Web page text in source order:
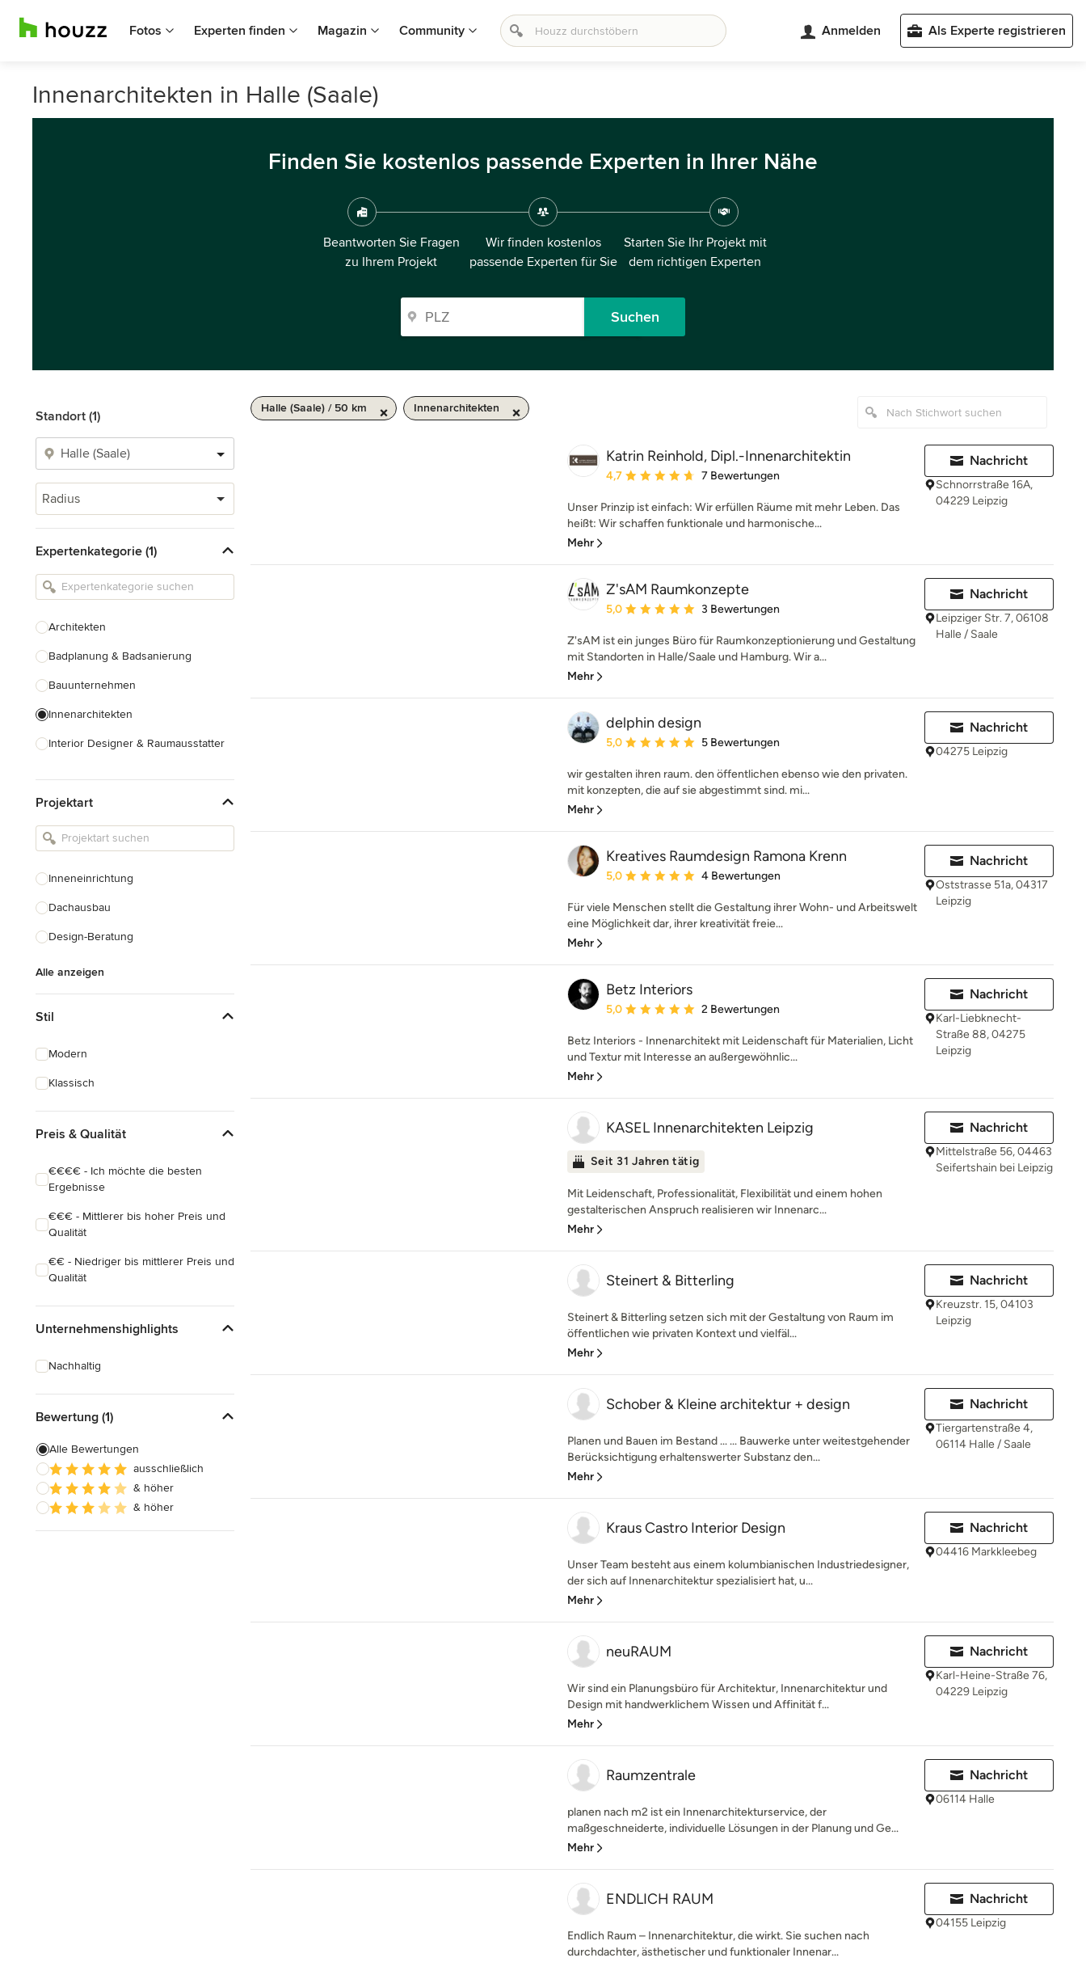
Fotos Experten finden Magazin Community Anmelden Als Experte registrieren
Innenarchitekten in Halle (Saale)
Finden Sie kostenlos passende Experten in Ihrer Nähe
Beantworten Sie Fragen
zu Ihrem Projekt
Wir finden kostenlos
passende Experten für Sie
Starten Sie Ihr Projekt mit
dem richtigen Experten
Suchen
Standort (1)
Radius
Expertenkategorie (1)
Architekten
Badplanung & Badsanierung
Bauunternehmen
Innenarchitekten
Interior Designer & Raumausstatter
Landschaftsarchitekten
Armaturen & Sanitärbedarf
Einbauschränke
Projektart
Inneneinrichtung
Dachausbau
Design-Beratung
Alle anzeigen
Stil
Modern
Klassisch
Preis & Qualität
€€€€ - Ich möchte die besten
Ergebnisse
€€€ - Mittlerer bis hoher Preis und
Qualität
€€ - Niedriger bis mittlerer Preis und
Qualität
Unternehmenshighlights
Nachhaltig
Bewertung (1)
Alle Bewertungen
ausschließlich
& höher
& höher
Halle (Saale) / 50 km Innenarchitekten
Katrin Reinhold, Dipl.-Innenarchitektin
Durchschnittliche Bewertung: 4.7 von 5 Sternen
4,7 7 Bewertungen
Unser Prinzip ist einfach: Wir erfüllen Räume mit mehr Leben. Das
heißt: Wir schaffen funktionale und harmonische...
Mehr
Nachricht
Schnorrstraße 16A,
04229 Leipzig
Z'sAM Raumkonzepte
Durchschnittliche Bewertung: 5 von 5 Sternen
5,0 3 Bewertungen
Z'sAM ist ein junges Büro für Raumkonzeptionierung und Gestaltung
mit Standorten in Halle/Saale und Hamburg. Wir a...
Mehr
Nachricht
Leipziger Str. 7, 06108
Halle / Saale
delphin design
Durchschnittliche Bewertung: 5 von 5 Sternen
5,0 5 Bewertungen
wir gestalten ihren raum. den öffentlichen ebenso wie den privaten.
mit konzepten, die auf sie abgestimmt sind. mi...
Mehr
Nachricht
04275 Leipzig
Kreatives Raumdesign Ramona Krenn
Durchschnittliche Bewertung: 5 von 5 Sternen
5,0 4 Bewertungen
Für viele Menschen stellt die Gestaltung ihrer Wohn- und Arbeitswelt
eine Möglichkeit dar, ihrer kreativität freie...
Mehr
Nachricht
Oststrasse 51a, 04317
Leipzig
Betz Interiors
Durchschnittliche Bewertung: 5 von 5 Sternen
5,0 2 Bewertungen
Betz Interiors - Innenarchitekt mit Leidenschaft für Materialien, Licht
und Textur mit Interesse an außergewöhnlic...
Mehr
Nachricht
Karl-Liebknecht-
Straße 88, 04275
Leipzig
KASEL Innenarchitekten Leipzig
Seit 31 Jahren tätig
Mit Leidenschaft, Professionalität, Flexibilität und einem hohen
gestalterischen Anspruch realisieren wir Innenarc...
Mehr
Nachricht
Mittelstraße 56, 04463
Seifertshain bei Leipzig
Steinert & Bitterling
Steinert & Bitterling setzen sich mit der Gestaltung von Raum im
öffentlichen wie privaten Kontext und vielfäl...
Mehr
Nachricht
Kreuzstr. 15, 04103
Leipzig
Schober & Kleine architektur + design
Planen und Bauen im Bestand ... ... Bauwerke unter weitestgehender
Berücksichtigung erhaltenswerter Substanz den...
Mehr
Nachricht
Tiergartenstraße 4,
06114 Halle / Saale
Kraus Castro Interior Design
Unser Team besteht aus einem kolumbianischen Industriedesigner,
der sich auf Innenarchitektur spezialisiert hat, u...
Mehr
Nachricht
04416 Markkleebeg
neuRAUM
Wir sind ein Planungsbüro für Architektur, Innenarchitektur und
Design mit handwerklichem Wissen und Affinität f...
Mehr
Nachricht
Karl-Heine-Straße 76,
04229 Leipzig
Raumzentrale
planen nach m2 ist ein Innenarchitekturservice, der
maßgeschneiderte, individuelle Lösungen in der Planung und Ge...
Mehr
Nachricht
06114 Halle
ENDLICH RAUM
Endlich Raum – Innenarchitektur, die wirkt. Sie suchen nach
durchdachter, ästhetischer und funktionaler Innenar...
Nachricht
04155 Leipzig